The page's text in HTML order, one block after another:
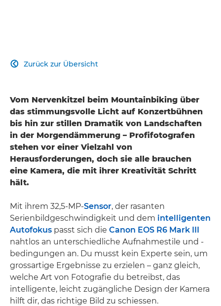
Zurück zur Übersicht

Vom Nervenkitzel beim Mountainbiking über
das stimmungsvolle Licht auf Konzertbühnen
bis hin zur stillen Dramatik von Landschaften
in der Morgendämmerung – Profifotografen
stehen vor einer Vielzahl von
Herausforderungen, doch sie alle brauchen
eine Kamera, die mit ihrer Kreativität Schritt
hält.
Mit ihrem 32,5-MP-Sensor, der rasanten
Serienbildgeschwindigkeit und dem intelligenten
Autofokus passt sich die Canon EOS R6 Mark III
nahtlos an unterschiedliche Aufnahmestile und -
bedingungen an. Du musst kein Experte sein, um
grossartige Ergebnisse zu erzielen – ganz gleich,
welche Art von Fotografie du betreibst, das
intelligente, leicht zugängliche Design der Kamera
hilft dir, das richtige Bild zu schiessen.